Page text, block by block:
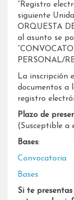
“Registro
siguiente
ORQUESTA
al asunto se
PERSONAL/
La inscripción
documentos a
registro
Plazo de
(Susceptible a
Bases:
Convocatoria
Bases
Si te